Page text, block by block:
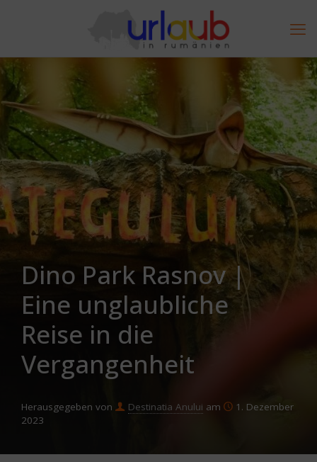
Dino Park Rasnov |
Eine unglaubliche
Reise in die
Vergangenheit
Herausgegeben von Destinatia Anului am
1. Dezember
2023